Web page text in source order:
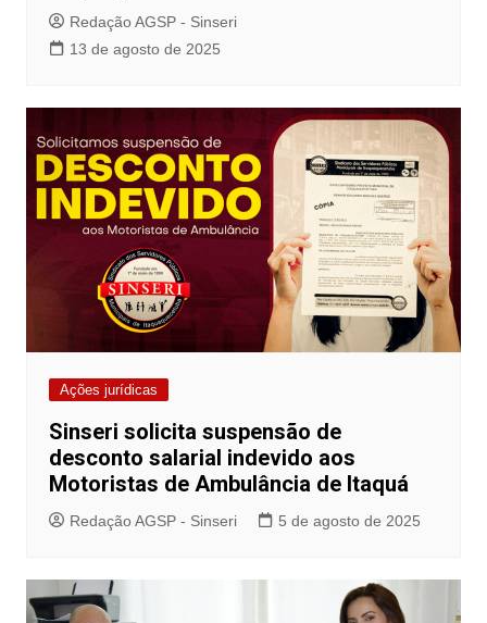
Redação AGSP - Sinseri
13 de agosto de 2025
Ações jurídicas
Sinseri solicita suspensão de
desconto salarial indevido aos
Motoristas de Ambulância de Itaquá
Redação AGSP - Sinseri 5 de agosto de 2025